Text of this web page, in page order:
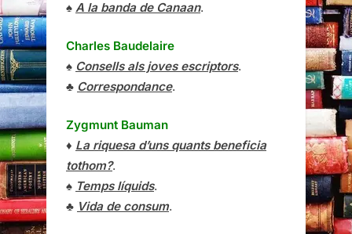
♠ A la banda de Canaan.
Charles Baudelaire
♠ Consells als joves escriptors.
♣ Correspondance.
Zygmunt Bauman
♦ La riquesa d’uns quants beneficia
tothom?.
♠ Temps líquids.
♣ Vida de consum.